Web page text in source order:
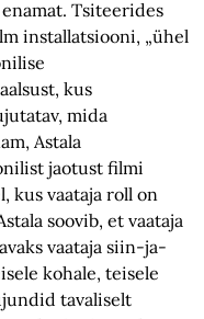
Tsiteerides
installatsiooni, „ühel
kus
mida
Astala
jaotust filmi
kus vaataja roll on
soovib, et vaataja
vaataja siin-ja-
kohale, teisele
tavaliselt